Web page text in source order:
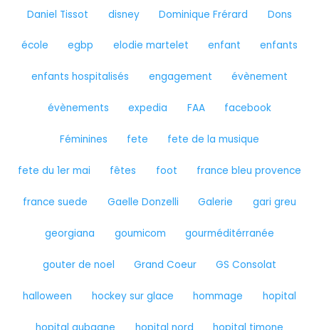
Daniel Tissot disney Dominique Frérard Dons
école egbp elodie martelet enfant enfants
enfants hospitalisés engagement évènement
évènements expedia FAA facebook
Féminines fete fete de la musique
fete du 1er mai fêtes foot france bleu provence
france suede Gaelle Donzelli Galerie gari greu
georgiana goumicom gourméditérranée
gouter de noel Grand Coeur GS Consolat
halloween hockey sur glace hommage hopital
hopital aubagne hopital nord hopital timone